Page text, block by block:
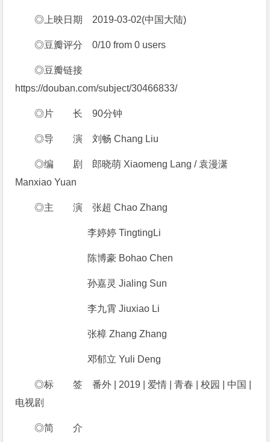
◎上映日期 2019-03-02(中国大陆)
◎豆瓣评分 0/10 from 0 users
◎豆瓣链接
https://douban.com/subject/30466833/
◎片 长 90分钟
◎导 演 刘畅 Chang Liu
◎编 剧 郎晓萌 Xiaomeng Lang / 袁漫潇
Manxiao Yuan
◎主 演 张超 Chao Zhang
李婷婷 TingtingLi
陈博豪 Bohao Chen
孙嘉灵 Jialing Sun
李九霄 Jiuxiao Li
张樟 Zhang Zhang
邓郁立 Yuli Deng
◎标 签 番外 | 2019 | 爱情 | 青春 | 校园 | 中国 |
电视剧
◎简 介